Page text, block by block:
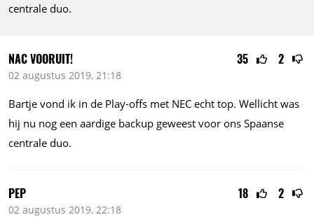
centrale duo.
35 2
NAC VOORUIT!
02 augustus 2019, 21:18
Bartje vond ik in de Play-offs met NEC echt top. Wellicht was
hij nu nog een aardige backup geweest voor ons Spaanse
centrale duo.
18 2
PEP
02 augustus 2019, 22:18